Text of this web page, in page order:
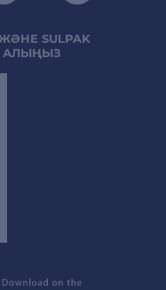
SULPAK
АЛЫҢЫЗ